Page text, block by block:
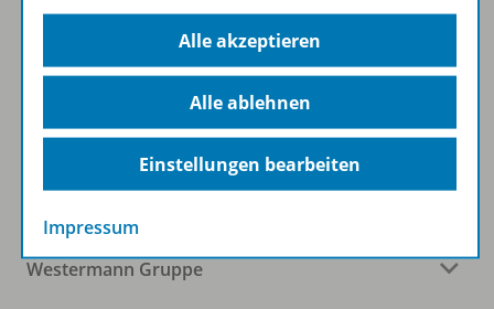
Folgen Sie uns auf Social Media
Westermann Gruppe
Alle akzeptieren
Alle ablehnen
Einstellungen bearbeiten
Impressum